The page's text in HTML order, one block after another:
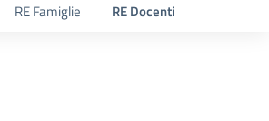
RE Famiglie RE Docenti